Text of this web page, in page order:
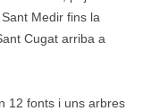
Medir fins la
Cugat arriba a
12 fonts i uns arbres